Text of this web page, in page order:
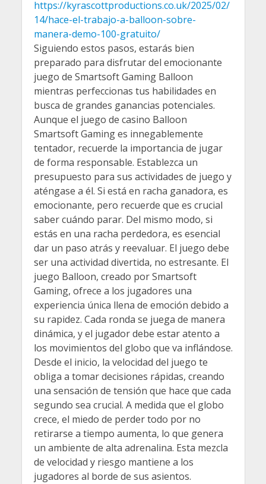
https://kyrascottproductions.co.uk/2025/02/
14/hace-el-trabajo-a-balloon-sobre-
manera-demo-100-gratuito/
Siguiendo estos pasos, estarás bien
preparado para disfrutar del emocionante
juego de Smartsoft Gaming Balloon
mientras perfeccionas tus habilidades en
busca de grandes ganancias potenciales.
Aunque el juego de casino Balloon
Smartsoft Gaming es innegablemente
tentador, recuerde la importancia de jugar
de forma responsable. Establezca un
presupuesto para sus actividades de juego y
aténgase a él. Si está en racha ganadora, es
emocionante, pero recuerde que es crucial
saber cuándo parar. Del mismo modo, si
estás en una racha perdedora, es esencial
dar un paso atrás y reevaluar. El juego debe
ser una actividad divertida, no estresante. El
juego Balloon, creado por Smartsoft
Gaming, ofrece a los jugadores una
experiencia única llena de emoción debido a
su rapidez. Cada ronda se juega de manera
dinámica, y el jugador debe estar atento a
los movimientos del globo que va inflándose.
Desde el inicio, la velocidad del juego te
obliga a tomar decisiones rápidas, creando
una sensación de tensión que hace que cada
segundo sea crucial. A medida que el globo
crece, el miedo de perder todo por no
retirarse a tiempo aumenta, lo que genera
un ambiente de alta adrenalina. Esta mezcla
de velocidad y riesgo mantiene a los
jugadores al borde de sus asientos.